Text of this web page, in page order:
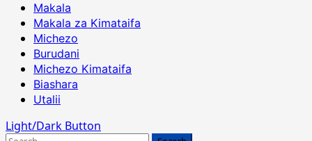
Makala
Makala za Kimataifa
Michezo
Burudani
Michezo Kimataifa
Biashara
Utalii
Light/Dark Button